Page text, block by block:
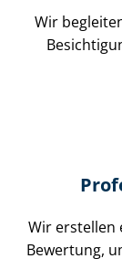
Wir
Wir erstellen
Bewertung,